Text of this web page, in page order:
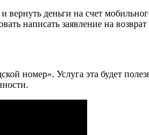
деньги на счет
написать заявление на
номер». Услуга эта будет